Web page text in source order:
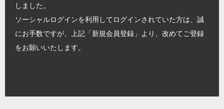
しました。
ソーシャルログインを利用してログインされていた方は、誠
にお手数ですが、上記「新規会員登録」より、改めてご登録
をお願いいたします。